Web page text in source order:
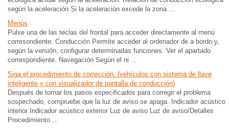
según la aceleración Si la aceleración excede la zona ...
Menús
Pulse una de las teclas del frontal para acceder directamente al menú
corresondiente. Conducción Permite acceder al ordenador de a bordo y,
según la versión, configurar determinadas funciones. Ver el apartado
correspondiente. Navegación Según el ni ...
Siga el procedimiento de corrección. (vehículos con sistema de llave
inteligente y con visualizador de pantalla de conducción)
Después de tomar los pasos especificados para corregir el problema
sospechado, compruebe que la luz de aviso se apaga. Indicador acústico
interior Indicador acústico exterior Luz de aviso Luz de aviso/Detalles
Procedimiento ...